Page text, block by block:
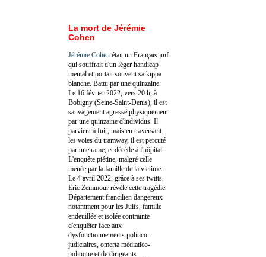
La mort de Jérémie
Cohen
Jérémie Cohen était un Français juif
qui souffrait d'un léger handicap
mental et portait souvent sa kippa
blanche. Battu par une quinzaine.
Le 16 février 2022, vers 20 h, à
Bobigny (Seine-Saint-Denis), il est
sauvagement agressé physiquement
par une quinzaine d'individus. Il
parvient à fuir, mais en traversant
les voies du tramway, il est percuté
par une rame, et décède à l'hôpital.
L'enquête piétine, malgré celle
menée par la famille de la victime.
Le 4 avril 2022, grâce à ses twitts,
Eric Zemmour révèle cette tragédie.
Département francilien dangereux
notamment pour les Juifs, famille
endeuillée et isolée contrainte
d'enquêter face aux
dysfonctionnements politico-
judiciaires, omerta médiatico-
politique et de dirigeants